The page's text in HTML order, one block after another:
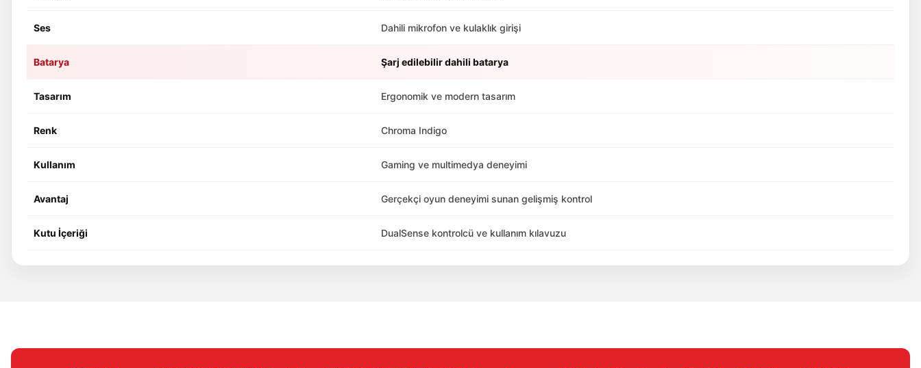
Ses Dahili mikrofon ve kulaklık girişi
Batarya Şarj edilebilir dahili batarya
Tasarım Ergonomik ve modern tasarım
Renk Chroma Indigo
Kullanım Gaming ve multimedya deneyimi
Avantaj Gerçekçi oyun deneyimi sunan gelişmiş kontrol
Kutu İçeriği DualSense kontrolcü ve kullanım kılavuzu
Görüş ve önerileriniz için teşekkür ederiz.